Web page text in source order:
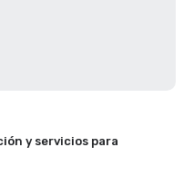
y servicios para